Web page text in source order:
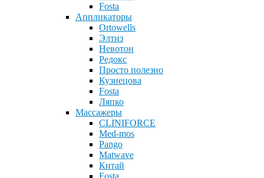
Fosta
Аппликаторы
Ortowells
Элтиз
Невотон
Редокс
Просто полезно
Кузнецова
Fosta
Ляпко
Массажеры
CLINIFORCE
Med-mos
Pango
Matwave
Китай
Fosta